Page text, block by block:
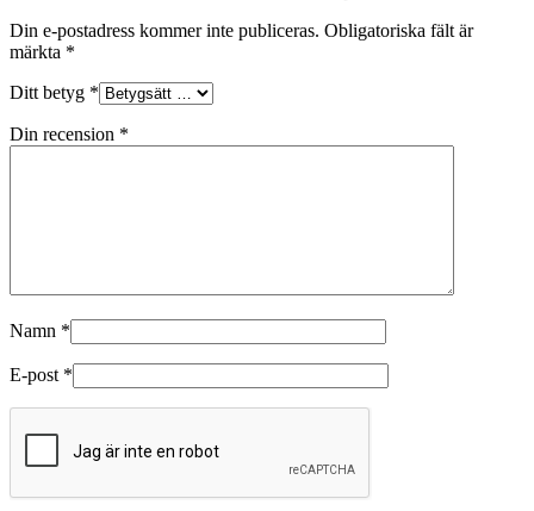
Din e-postadress kommer inte publiceras. Obligatoriska fält är
märkta *
Ditt betyg *
Din recension *
Namn *
E-post *